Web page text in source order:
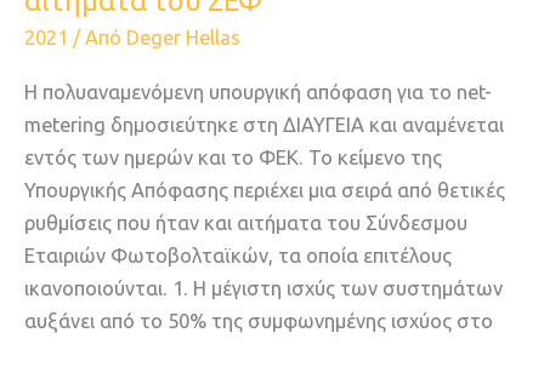
2021 / Από Deger Hellas
Η πολυαναμενόμενη υπουργική απόφαση για το net-
metering δημοσιεύτηκε στη ΔΙΑΥΓΕΙΑ και αναμένεται
εντός των ημερών και το ΦΕΚ. Το κείμενο της
Υπουργικής Απόφασης περιέχει μια σειρά από θετικές
ρυθμίσεις που ήταν και αιτήματα του Σύνδεσμου
Εταιριών Φωτοβολταϊκών, τα οποία επιτέλους
ικανοποιούνται. 1. Η μέγιστη ισχύς των συστημάτων
αυξάνει από το 50% της συμφωνημένης ισχύος στο